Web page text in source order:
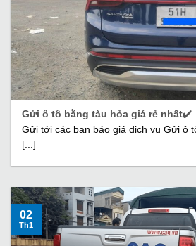
Gửi ô tô bằng tàu hỏa giá rẻ nhất✔️
Gửi tới các bạn báo giá dịch vụ Gửi ô
[...]
02
Th1